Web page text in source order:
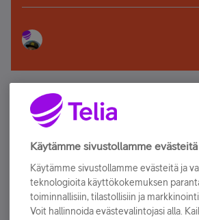
Älä jää paitsi – osallistu ja
Tilaa Telian uutiskirje ja olet mukana
sähköpostiisi.
Tilaa nyt
Käytämme sivustollamme evästeitä
Käytämme sivustollamme evästeitä ja
teknologioita käyttökokemuksen
toiminnallisiin, tilastollisiin ja
Voit hallinnoida evästevalintojasi alla.